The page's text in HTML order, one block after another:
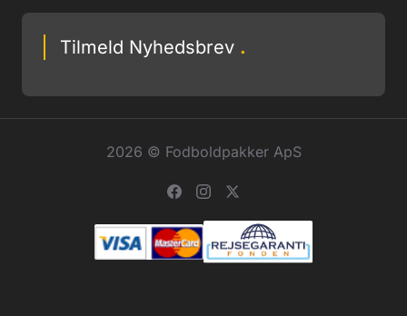
Tilmeld Nyhedsbrev .
2026 © Fodboldpakker ApS